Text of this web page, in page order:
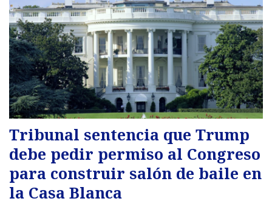
Tribunal sentencia que Trump
debe pedir permiso al Congreso
para construir salón de baile en
la Casa Blanca